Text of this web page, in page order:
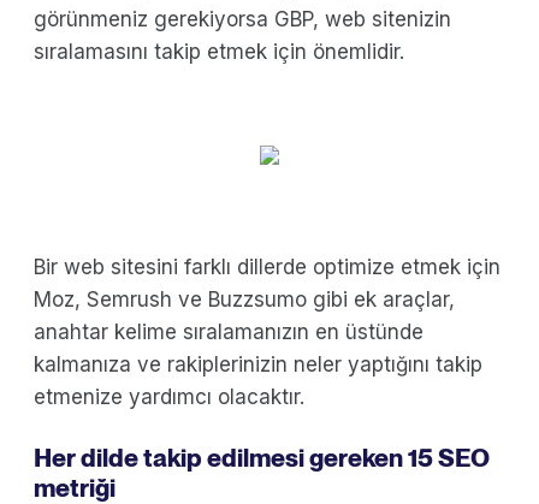
görünmeniz gerekiyorsa GBP, web sitenizin
sıralamasını takip etmek için önemlidir.
Bir web sitesini farklı dillerde optimize etmek için
Moz, Semrush ve Buzzsumo gibi ek araçlar,
anahtar kelime sıralamanızın en üstünde
kalmanıza ve rakiplerinizin neler yaptığını takip
etmenize yardımcı olacaktır.
Her dilde takip edilmesi gereken 15 SEO
metriği